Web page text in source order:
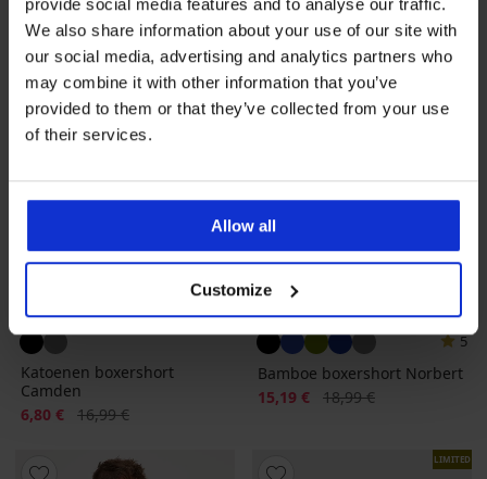
provide social media features and to analyse our traffic.
We also share information about your use of our site with
our social media, advertising and analytics partners who
may combine it with other information that you’ve
provided to them or that they’ve collected from your use
of their services.
Allow all
Customize
Katoenen boxershort
Camden
Korting
6,80 € Oorspronkelijke prijs
16,99 €
-20%
5
Bamboe boxershort Norbert
Korting
15,19 € Oorspronkelijke prijs
18,99 €
LIMITED